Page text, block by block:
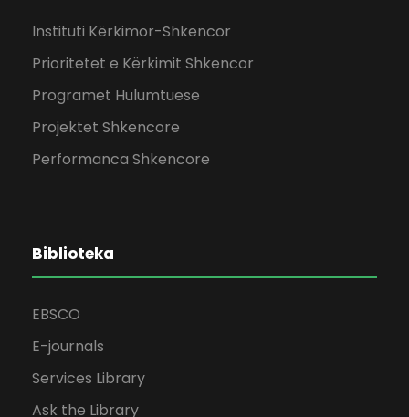
Instituti Kërkimor-Shkencor
Prioritetet e Kërkimit Shkencor
Programet Hulumtuese
Projektet Shkencore
Performanca Shkencore
Biblioteka
EBSCO
E-journals
Services Library
Ask the Library